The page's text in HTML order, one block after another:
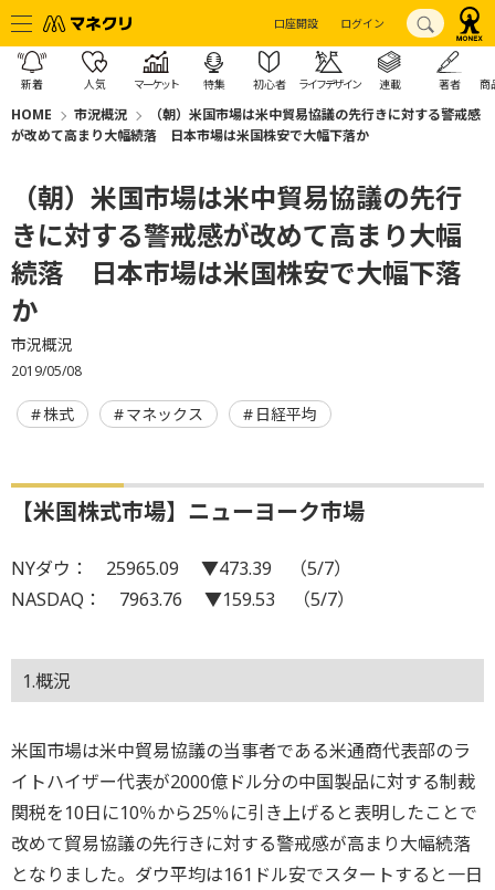
口座開設 ログイン
新着 人気 マーケット 特集 初心者 ライフデザイン 連載 著者 商
HOME 市況概況
（朝）米国市場は米中貿易協議の先行きに対する警戒感
が改めて高まり大幅続落 日本市場は米国株安で大幅下落か
（朝）米国市場は米中貿易協議の先行
きに対する警戒感が改めて高まり大幅
続落 日本市場は米国株安で大幅下落
か
市況概況
2019/05/08
株式 マネックス 日経平均
【米国株式市場】ニューヨーク市場
NYダウ： 25965.09 ▼473.39 （5/7）
NASDAQ： 7963.76 ▼159.53 （5/7）
1.概況
米国市場は米中貿易協議の当事者である米通商代表部のラ
イトハイザー代表が2000億ドル分の中国製品に対する制裁
関税を10日に10％から25％に引き上げると表明したことで
改めて貿易協議の先行きに対する警戒感が高まり大幅続落
となりました。ダウ平均は161ドル安でスタートすると一日